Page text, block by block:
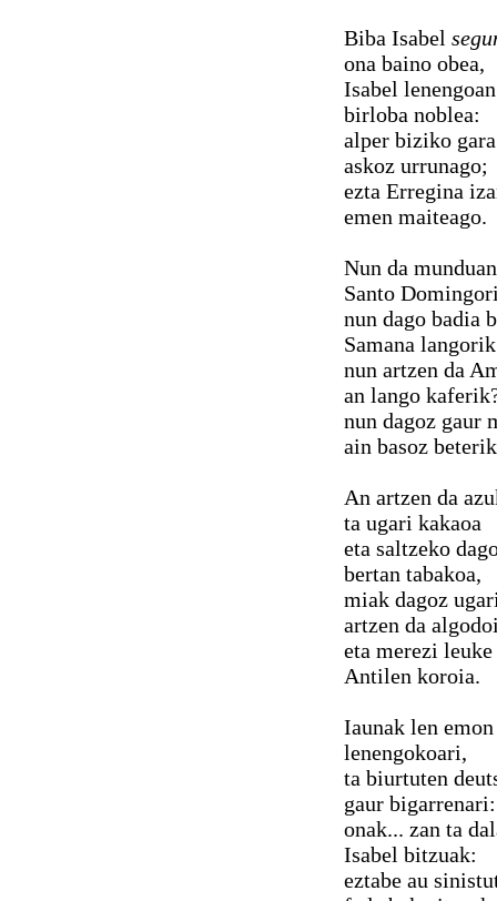
Biba Isabel
ona baino obea,
Isabel lenengoan
birloba noblea:
alper biziko gara
askoz urrunago;
ezta Erregina
emen maiteago.
Nun da
Santo
nun dago badia
Samana
nun artzen da
an lango
nun dagoz gaur
ain basoz
An artzen da
ta ugari kakaoa
eta saltzeko
bertan tabakoa,
miak dagoz
artzen da
eta merezi leuke
Antilen koroia.
Iaunak len emon
lenengokoari,
ta biurtuten
gaur bigarrenari:
onak... zan ta
Isabel bitzuak:
eztabe au